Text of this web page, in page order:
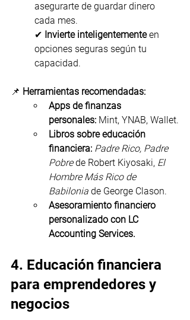
asegurarte de guardar dinero
cada mes.
✔ Invierte inteligentemente en
opciones seguras según tu
capacidad.
📌 Herramientas recomendadas:
Apps de finanzas
personales: Mint, YNAB, Wallet.
Libros sobre educación
financiera: Padre Rico, Padre
Pobre de Robert Kiyosaki, El
Hombre Más Rico de
Babilonia de George Clason.
Asesoramiento financiero
personalizado con LC
Accounting Services.
4. Educación financiera
para emprendedores y
negocios